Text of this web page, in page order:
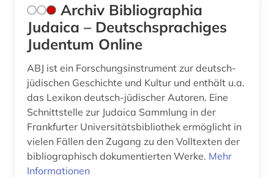
geschichte <1701-1800> (1)
geschichtswissenschaft (1)
geschlechterforschung (3)
gesellschaft der musikfreunde in wien (1)
gesundheit &amp; ernährung (1)
girolamo (1)
Archiv Bibliographia
Judaica – Deutschsprachiges
Judentum Online
ABJ ist ein Forschungsinstrument zur deutsch-
jüdischen Geschichte und Kultur und enthält u.a.
das Lexikon deutsch-jüdischer Autoren. Eine
Schnittstelle zur Judaica Sammlung in der
Frankfurter Universitätsbibliothek ermöglicht in
vielen Fällen den Zugang zu den Volltexten der
bibliographisch dokumentierten Werke. Mehr
Informationen